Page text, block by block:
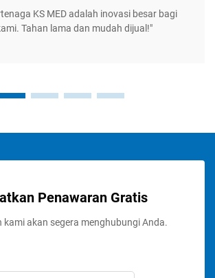
KS MED adalah inovasi besar bagi
Tahan lama dan mudah dijual!"
Penawaran Gratis
kami akan segera menghubungi Anda.